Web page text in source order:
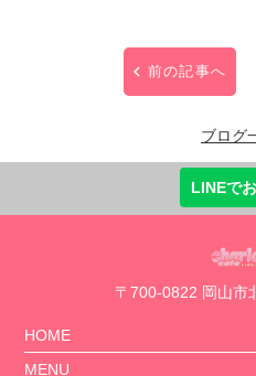
前の記事へ
ブログ
LINEで
〒700-0822 岡山市
HOME
MENU